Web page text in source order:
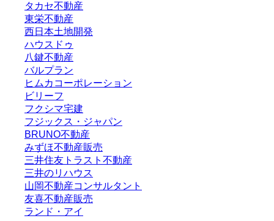
タカセ不動産
東栄不動産
西日本土地開発
ハウスドゥ
八鍵不動産
バルプラン
ヒムカコーポレーション
ビリーフ
フクシマ宅建
フジックス・ジャパン
BRUNO不動産
みずほ不動産販売
三井住友トラスト不動産
三井のリハウス
山岡不動産コンサルタント
友喜不動産販売
ランド・アイ